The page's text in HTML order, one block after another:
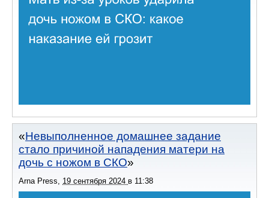
Невыполненное домашнее задание
стало причиной нападения матери на
дочь с ножом в СКО
Arna Press 19 сентября 2024 в 11:38